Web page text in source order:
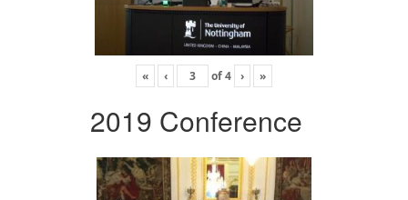
« ‹ of4 › »
2019 Conference